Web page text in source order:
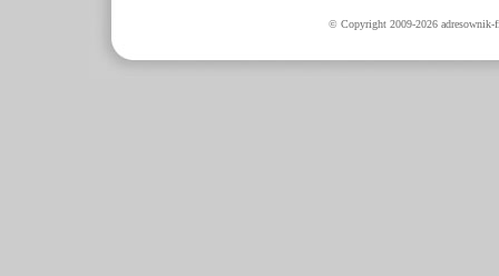
© Copyright 2009-2026